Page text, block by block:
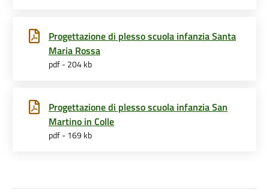
Progettazione di plesso scuola infanzia Santa
Maria Rossa
pdf - 204 kb
Progettazione di plesso scuola infanzia San
Martino in Colle
pdf - 169 kb